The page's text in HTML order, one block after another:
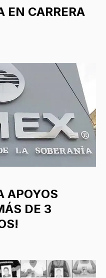
EN CARRERA
APOYOS
DE 3